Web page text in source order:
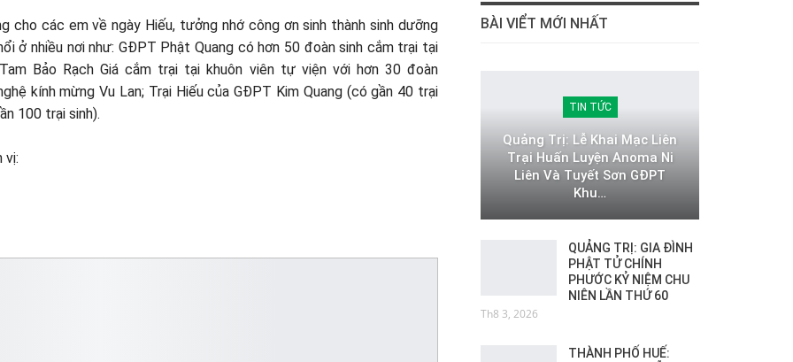
cho các em về ngày Hiếu, tưởng nhớ công ơn sinh thành sinh dưỡng
ở nhiều nơi như: GĐPT Phật Quang có hơn 50 đoàn sinh cắm trại tại
Bảo Rạch Giá cắm trại tại khuôn viên tự viện với hơn 30 đoàn
kính mừng Vu Lan; Trại Hiếu của GĐPT Kim Quang (có gần 40 trại
100 trại sinh).
vị:
BÀI VIỂT MỚI NHẤT
TIN TỨC
Quảng Trị: Lễ Khai Mạc Liên
Trại Huấn Luyện Anoma Ni
Liên Và Tuyết Sơn GĐPT
Khu…
QUẢNG TRỊ: GIA ĐÌNH
PHẬT TỬ CHÍNH
PHƯỚC KỶ NIỆM CHU
NIÊN LẦN THỨ 60
Th8 3, 2026
THÀNH PHỐ HUẾ: